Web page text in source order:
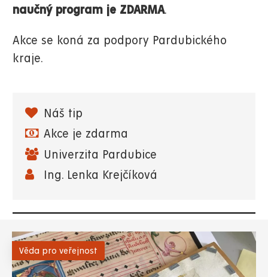
naučný program je ZDARMA.
Akce se koná za podpory Pardubického
kraje.
Náš tip
Akce je zdarma
Univerzita Pardubice
Ing. Lenka Krejčíková
Věda pro veřejnost